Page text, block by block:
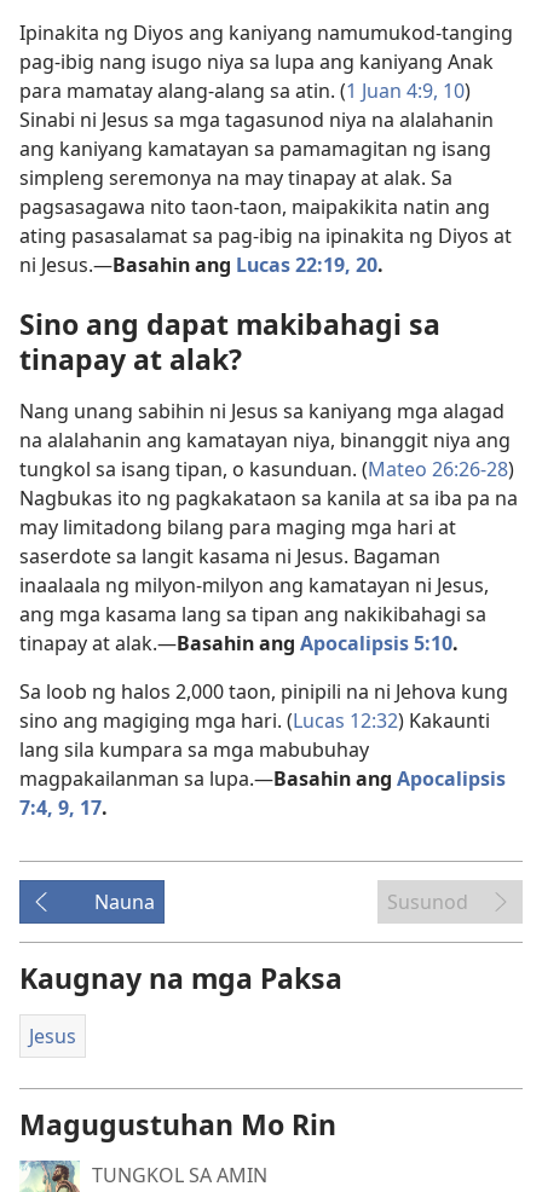
Ipinakita ng Diyos ang kaniyang namumukod-tanging
pag-ibig nang isugo niya sa lupa ang kaniyang Anak
para mamatay alang-alang sa atin. (1 Juan 4:9, 10)
Sinabi ni Jesus sa mga tagasunod niya na alalahanin
ang kaniyang kamatayan sa pamamagitan ng isang
simpleng seremonya na may tinapay at alak. Sa
pagsasagawa nito taon-taon, maipakikita natin ang
ating pasasalamat sa pag-ibig na ipinakita ng Diyos at
ni Jesus.—Basahin ang Lucas 22:19, 20.
Sino ang dapat makibahagi sa
tinapay at alak?
Nang unang sabihin ni Jesus sa kaniyang mga alagad
na alalahanin ang kamatayan niya, binanggit niya ang
tungkol sa isang tipan, o kasunduan. (Mateo 26:26-28)
Nagbukas ito ng pagkakataon sa kanila at sa iba pa na
may limitadong bilang para maging mga hari at
saserdote sa langit kasama ni Jesus. Bagaman
inaalaala ng milyon-milyon ang kamatayan ni Jesus,
ang mga kasama lang sa tipan ang nakikibahagi sa
tinapay at alak.—Basahin ang Apocalipsis 5:10.
Sa loob ng halos 2,000 taon, pinipili na ni Jehova kung
sino ang magiging mga hari. (Lucas 12:32) Kakaunti
lang sila kumpara sa mga mabubuhay
magpakailanman sa lupa.—Basahin ang Apocalipsis
7:4, 9, 17.
Nauna Susunod
Kaugnay na mga Paksa
Jesus
Magugustuhan Mo Rin
TUNGKOL SA AMIN